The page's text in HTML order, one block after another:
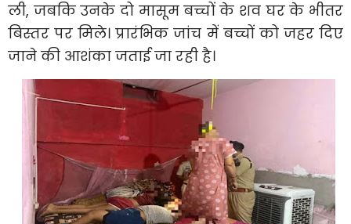
ली, जबकि उनके दो मासूम बच्चों के शव घर के भीतर
बिस्तर पर मिले। प्रारंभिक जांच में बच्चों को जहर दिए
जाने की आशंका जताई जा रही है।